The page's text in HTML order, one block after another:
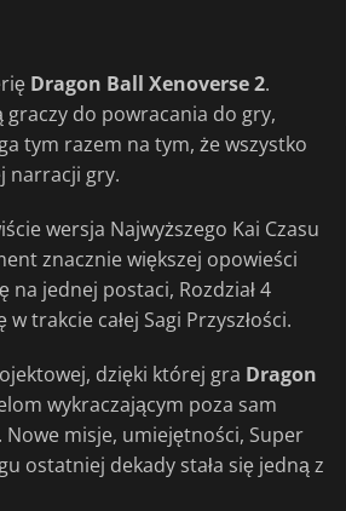
Dragon Ball Xenoverse 2.
do powracania do gry,
tym razem na tym, że wszystko
narracji gry.
wersja Najwyższego Kai Czasu
znacznie większej opowieści
jednej postaci, Rozdział 4
trakcie całej Sagi Przyszłości.
dzięki której gra Dragon
wykraczającym poza sam
misje, umiejętności, Super
ostatniej dekady stała się jedną z